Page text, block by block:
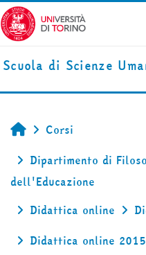
Vai al contenuto principale
Scuola di Scienze
Home
Corsi
Dipartimento di
dell'Educazione
Didattica online
Didattica online